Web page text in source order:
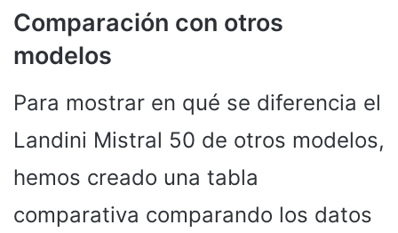
Comparación con otros
modelos
Para mostrar en qué se diferencia el
Landini Mistral 50 de otros modelos,
hemos creado una tabla
comparativa comparando los datos